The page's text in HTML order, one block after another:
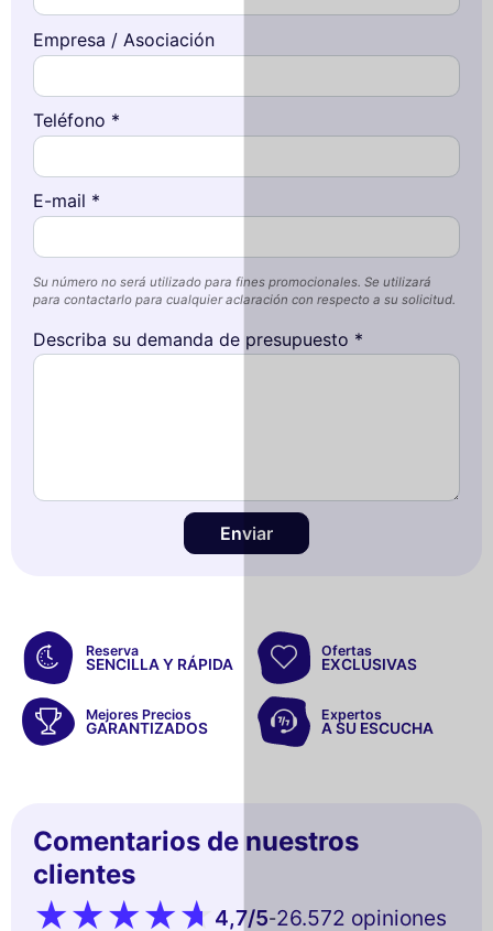
Empresa / Asociación
Teléfono *
E-mail *
Su número no será utilizado para fines promocionales. Se utilizará
para contactarlo para cualquier aclaración con respecto a su solicitud.
Describa su demanda de presupuesto *
Enviar
Reserva
SENCILLA Y RÁPIDA
Ofertas
EXCLUSIVAS
Mejores Precios
GARANTIZADOS
Expertos
A SU ESCUCHA
Comentarios de nuestros
clientes
4,7/5-26.572 opiniones